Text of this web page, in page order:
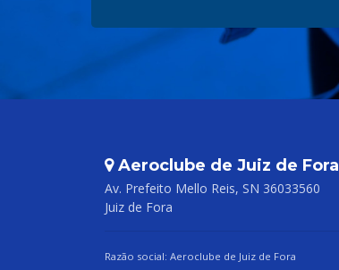
Aeroclube de Juiz de Fora
Av. Prefeito Mello Reis, SN 36033560
Juiz de Fora
Razão social: Aeroclube de Juiz de Fora